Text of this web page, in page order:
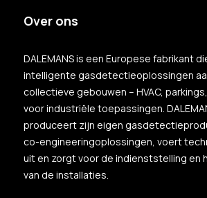
Over ons
DALEMANS is een Europese fabrikant
intelligente gasdetectieoplossingen
collectieve gebouwen – HVAC,
voor industriële toepassingen.
produceert zijn eigen
co-engineeringoplossingen, voert
uit en zorgt voor de indienststelling en
van de installaties.